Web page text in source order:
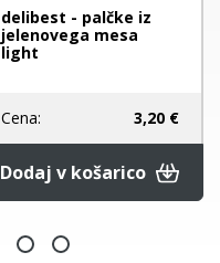
delibest - palčke iz
jelenovega mesa
light
Cena: 3,20 €
Dodaj v košarico